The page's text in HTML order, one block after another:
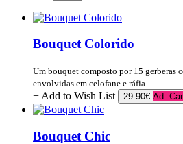
Bouquet Colorido
Um bouquet composto por 15 gerberas
envolvidas em celofane e ráfia. ..
+ Add to Wish List 29.90€ Ad.
Bouquet Chic